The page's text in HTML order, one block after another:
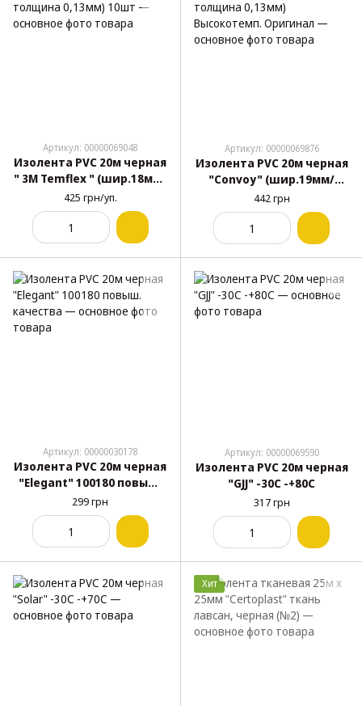
Артикул: 00000069048
Изолента PVC 20м черная
" 3М Temflex " (шир.18мм/
толщина 0,13мм) 10шт
425 грн/уп.
Артикул: 00000069876
Изолента PVC 20м черная
"Convoy" (шир.19мм/
толщина 0,13мм)
Высокотемп. Оригинал
442 грн
Артикул: 00000030178
Изолента PVC 20м черная
"Elegant" 100180 повыш.
качества
299 грн
Артикул: 00000069590
Изолента PVC 20м черная
"GJJ" -30С -+80С
317 грн
Хит